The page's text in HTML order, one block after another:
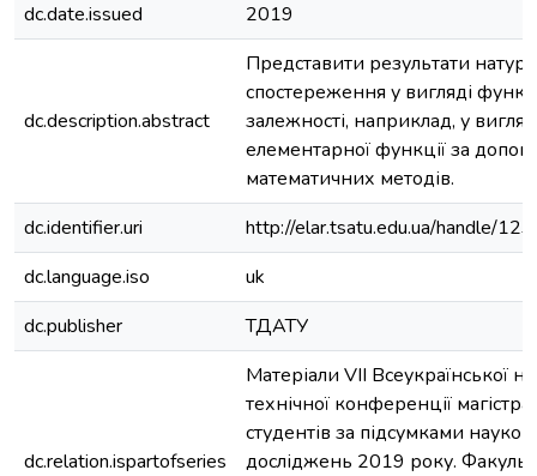
dc.date.issued
2019
dc.description.abstract
Представити результати
спостереження у вигляді
залежності, наприклад, у
елементарної функції за
математичних методів.
dc.identifier.uri
http://elar.tsatu.edu.ua/handle/
dc.language.iso
uk
dc.publisher
ТДАТУ
dc.relation.ispartofseries
Матеріали VII Всеукраїнської
технічної конференції
студентів за підсумками
досліджень 2019 року.